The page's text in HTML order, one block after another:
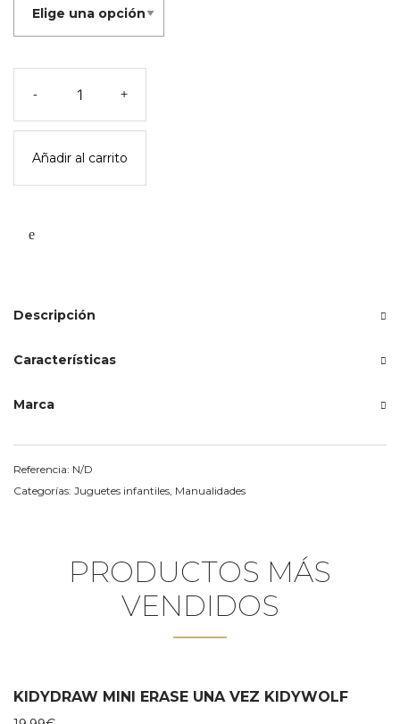
-
kidywolf
+
Añadir al carrito
Descripción
Características
Marca
Referencia: N/D
Categorías: Juguetes infantiles, Manualidades
PRODUCTOS MÁS
VENDIDOS
KIDYDRAW MINI ERASE UNA VEZ KIDYWOLF